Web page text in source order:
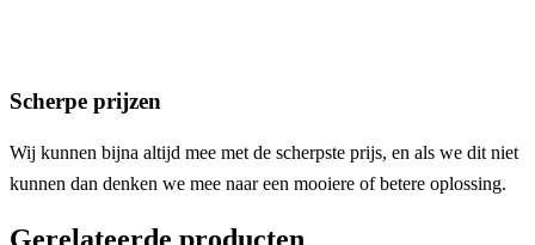
Scherpe prijzen
Wij kunnen bijna altijd mee met de scherpste prijs, en als we dit niet
kunnen dan denken we mee naar een mooiere of betere oplossing.
Gerelateerde producten